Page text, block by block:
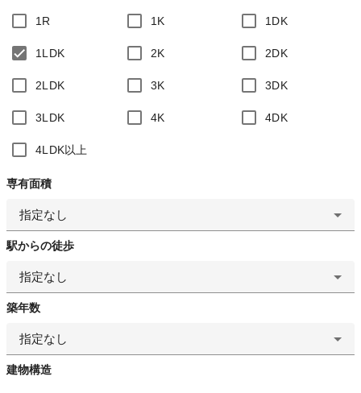
1R 1K 1DK
1LDK 2K 2DK
2LDK 3K 3DK
3LDK 4K 4DK
4LDK以上
専有面積
指定なし
駅からの徒歩
指定なし
築年数
指定なし
建物構造